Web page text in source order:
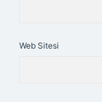
Web Sitesi